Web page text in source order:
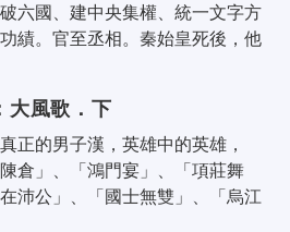
六國、建中央集權、統一文字方
績。官至丞相。秦始皇死後，他
大風歌．下
正的男子漢，英雄中的英雄，
陳倉」、「鴻門宴」、「項莊舞
沛公」、「國士無雙」、「烏江